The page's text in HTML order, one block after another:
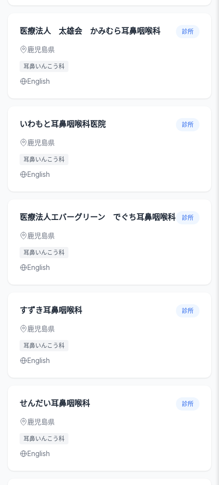
医療法人 太雄会 かみむら耳鼻咽喉科 診所
鹿児島県
耳鼻いんこう科
English
いわもと耳鼻咽喉科医院 診所
鹿児島県
耳鼻いんこう科
English
医療法人エバーグリーン でぐち耳鼻咽喉科 診所
鹿児島県
耳鼻いんこう科
English
すずき耳鼻咽喉科 診所
鹿児島県
耳鼻いんこう科
English
せんだい耳鼻咽喉科 診所
鹿児島県
耳鼻いんこう科
English